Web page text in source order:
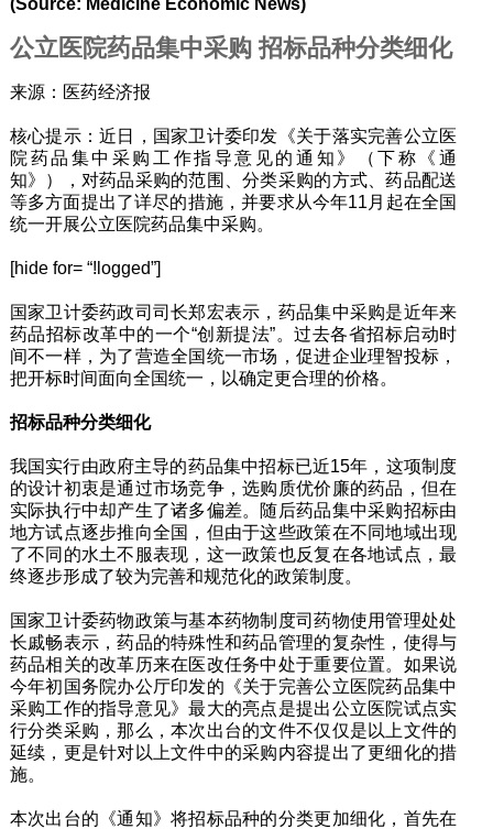
公立医院药品集中采购 招标品种分类细化
来源：医药经济报
核心提示：近日，国家卫计委印发《关于落实完善公立医
院药品集中采购工作指导意见的通知》（下称《通
知》），对药品采购的范围、分类采购的方式、药品配送
等多方面提出了详尽的措施，并要求从今年11月起在全国
统一开展公立医院药品集中采购。
[hide for= “!logged”]
国家卫计委药政司司长郑宏表示，药品集中采购是近年来
药品招标改革中的一个“创新提法”。过去各省招标启动时
间不一样，为了营造全国统一市场，促进企业理智投标，
把开标时间面向全国统一，以确定更合理的价格。
招标品种分类细化
我国实行由政府主导的药品集中招标已近15年，这项制度
的设计初衷是通过市场竞争，选购质优价廉的药品，但在
实际执行中却产生了诸多偏差。随后药品集中采购招标由
地方试点逐步推向全国，但由于这些政策在不同地域出现
了不同的水土不服表现，这一政策也反复在各地试点，最
终逐步形成了较为完善和规范化的政策制度。
国家卫计委药物政策与基本药物制度司药物使用管理处处
长戚畅表示，药品的特殊性和药品管理的复杂性，使得与
药品相关的改革历来在医改任务中处于重要位置。如果说
今年初国务院办公厅印发的《关于完善公立医院药品集中
采购工作的指导意见》最大的亮点是提出公立医院试点实
行分类采购，那么，本次出台的文件不仅仅是以上文件的
延续，更是针对以上文件中的采购内容提出了更细化的措
施。
本次出台的《通知》将招标品种的分类更加细化，首先在